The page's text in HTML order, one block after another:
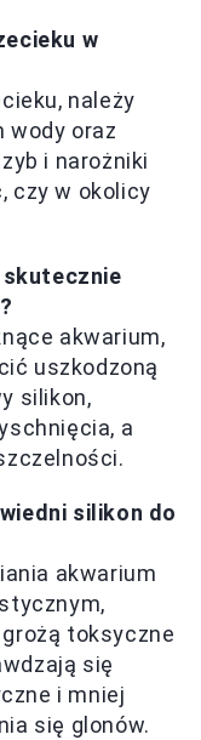
w
należy
wody oraz
i narożniki
czy w okolicy
akwarium,
uszkodzoną
silikon,
a
silikon do
akwarium
toksyczne
się
i mniej
się glonów.